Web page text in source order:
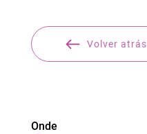
Onde
Volver atrás